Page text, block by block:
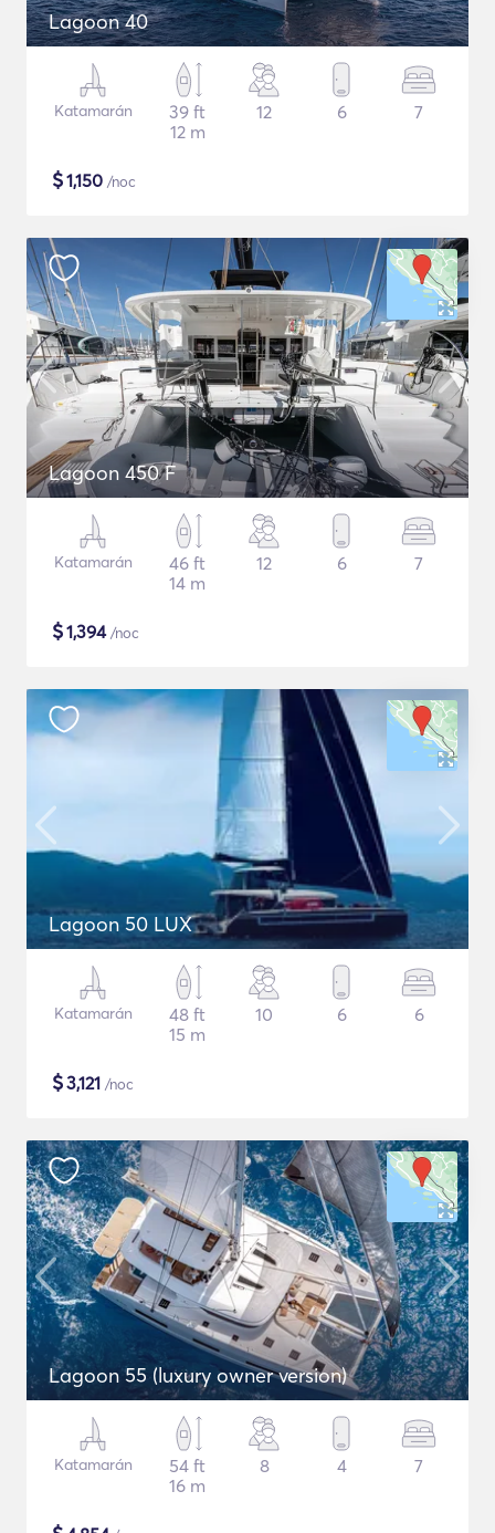
Lagoon 40
Katamarán
39 ft
12 m
12 6 7
$1,150 /noc
Lagoon 450 F
Katamarán
46 ft
14 m
12 6 7
$1,394/noc
Lagoon 50 LUX
Katamarán
48 ft
15 m
10 6 6
$3,121 /noc
Lagoon 55 (luxury owner version)
Katamarán
54 ft
16 m
8 4 7